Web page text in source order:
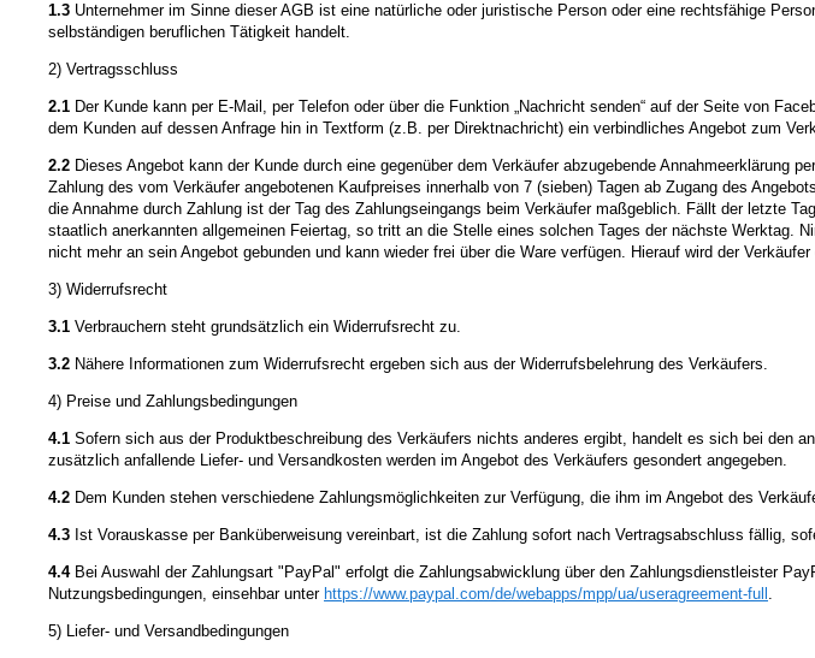
1.3 Unternehmer im Sinne dieser AGB ist eine natürliche oder juristische Person oder eine rechtsfähige
selbständigen beruflichen Tätigkeit handelt.
2) Vertragsschluss
2.1 Der Kunde kann per E-Mail, per Telefon oder über die Funktion „Nachricht senden“ auf der Seite von
dem Kunden auf dessen Anfrage hin in Textform (z.B. per Direktnachricht) ein verbindliches Angebot zum
2.2 Dieses Angebot kann der Kunde durch eine gegenüber dem Verkäufer abzugebende Annahmeerklärung
Zahlung des vom Verkäufer angebotenen Kaufpreises innerhalb von 7 (sieben) Tagen ab Zugang des
die Annahme durch Zahlung ist der Tag des Zahlungseingangs beim Verkäufer maßgeblich. Fällt der letzte
staatlich anerkannten allgemeinen Feiertag, so tritt an die Stelle eines solchen Tages der nächste Werktag.
nicht mehr an sein Angebot gebunden und kann wieder frei über die Ware verfügen. Hierauf wird der
3) Widerrufsrecht
3.1 Verbrauchern steht grundsätzlich ein Widerrufsrecht zu.
3.2 Nähere Informationen zum Widerrufsrecht ergeben sich aus der Widerrufsbelehrung des Verkäufers.
4) Preise und Zahlungsbedingungen
4.1 Sofern sich aus der Produktbeschreibung des Verkäufers nichts anderes ergibt, handelt es sich bei den
zusätzlich anfallende Liefer- und Versandkosten werden im Angebot des Verkäufers gesondert angegeben.
4.2 Dem Kunden stehen verschiedene Zahlungsmöglichkeiten zur Verfügung, die ihm im Angebot des
4.3 Ist Vorauskasse per Banküberweisung vereinbart, ist die Zahlung sofort nach Vertragsabschluss fällig,
4.4Bei Auswahl der Zahlungsart "PayPal" erfolgt die Zahlungsabwicklung über den Zahlungsdienstleister
Nutzungsbedingungen, einsehbar unter https://www.paypal.com/de/webapps/mpp/ua/useragreement-full .
5) Liefer- und Versandbedingungen